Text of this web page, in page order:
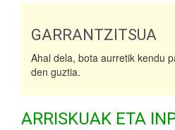
GARRANTZITSUA
Ahal dela, bota aurretik kendu
den guztia.
ARRISKUAK ETA